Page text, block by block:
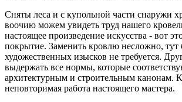
Сняты леса и с купольной части снаружи
воочию можем увидеть труд нашего
настоящее произведение искусства - вот
покрытие. Заменить кровлю несложно, тут
художественных изысков не требуется.
выдержать все нормы, которые
архитектурным и строительным канонам.
неповторимая работа настоящего мастера.